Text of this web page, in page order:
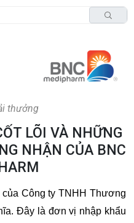
thưởng
LÕI VÀ NHỮNG
NHẬN CỦA BNC
Công ty TNHH Thương
Đây là đơn vị nhập khẩu